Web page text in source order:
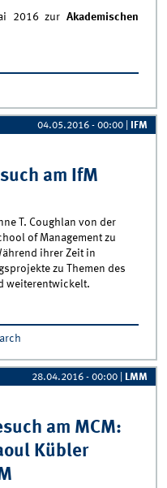
2016 zurAkademischen
zur Akademischen Oberrätin
04.05.2016 - 00:00 IFM
am IfM
T. Coughlan von der
of Management zu
ihrer Zeit in
zu Themen des
weiterentwickelt.
Besuch am IfM
28.04.2016 - 00:00 LMM
am MCM:
Kübler